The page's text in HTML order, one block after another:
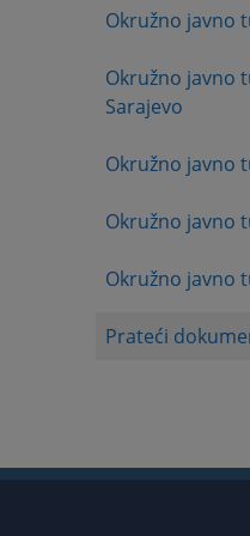
Okružno javno
Okružno javno
Sarajevo
Okružno javno
Okružno javno
Okružno javno
Prateći